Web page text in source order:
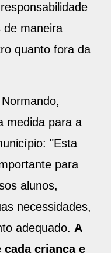
de maneira
quanto fora da
medida para a
"Esta
para
alunos,
necessidades,
adequado. A
criança e